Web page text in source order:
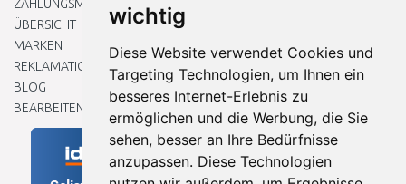
wichtig
Diese Website verwendet Cookies und
Targeting Technologien, um Ihnen ein
besseres Internet-Erlebnis zu
ermöglichen und die Werbung, die Sie
sehen, besser an Ihre Bedürfnisse
anzupassen. Diese Technologien
ZAHLUNGSMETHODEN
ÜBERSICHT
MARKEN
REKLAMATIONEN UND RETOUREN
BLOG
BEARBEITEN SIE MEINE COOKIE-EINSTELLUNGEN